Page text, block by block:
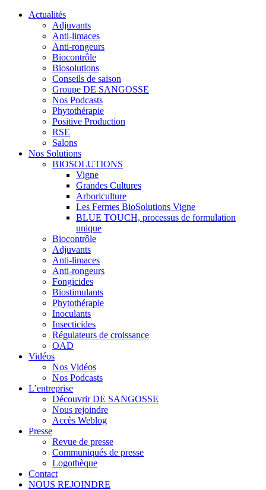
Actualités
Adjuvants
Anti-limaces
Anti-rongeurs
Biocontrôle
Biosolutions
Conseils de saison
Groupe DE SANGOSSE
Nos Podcasts
Phytothérapie
Positive Production
RSE
Salons
Nos Solutions
BIOSOLUTIONS
Vigne
Grandes Cultures
Arboriculture
Les Fermes BioSolutions Vigne
BLUE TOUCH, processus de formulation
unique
Biocontrôle
Adjuvants
Anti-limaces
Anti-rongeurs
Fongicides
Biostimulants
Phytothérapie
Inoculants
Insecticides
Régulateurs de croissance
OAD
Vidéos
Nos Vidéos
Nos Podcasts
L’entreprise
Découvrir DE SANGOSSE
Nous rejoindre
Accès Weblog
Presse
Revue de presse
Communiqués de presse
Logothèque
Contact
NOUS REJOINDRE